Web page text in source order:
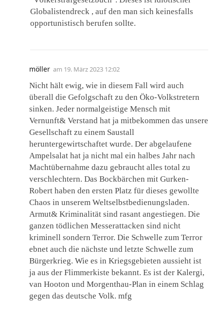
Globalistendreck , auf den man sich keinesfalls
opportunistisch berufen sollte.
möller am 19. März 2023 12:02
Nicht hält ewig, wie in diesem Fall wird auch
überall die Gefolgschaft zu den Öko-Volkstretern
sinken. Jeder normalgeistige Mensch mit
Vernunft& Verstand hat ja mitbekommen das unsere
Gesellschaft zu einem Saustall
heruntergewirtschaftet wurde. Der abgelaufene
Ampelsalat hat ja nicht mal ein halbes Jahr nach
Machtübernahme dazu gebraucht alles total zu
verschlechtern. Das Bockbärchen mit Gurken-
Robert haben den ersten Platz für dieses gewollte
Chaos in unserem Weltselbstbedienungsladen.
Armut& Kriminalität sind rasant angestiegen. Die
ganzen tödlichen Messerattacken sind nicht
kriminell sondern Terror. Die Schwelle zum Terror
ebnet auch die nächste und letzte Schwelle zum
Bürgerkrieg. Wie es in Kriegsgebieten aussieht ist
ja aus der Flimmerkiste bekannt. Es ist der Kalergi,
van Hooton und Morgenthau-Plan in einem Schlag
gegen das deutsche Volk. mfg